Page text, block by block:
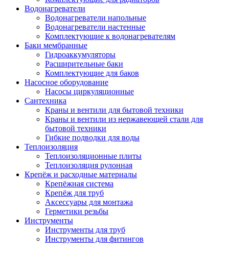
Водонагреватели
Водонагреватели напольные
Водонагреватели настенные
Комплектующие к водонагревателям
Баки мембранные
Гидроаккумуляторы
Расширительные баки
Комплектующие для баков
Насосное оборудование
Насосы циркуляционные
Сантехника
Краны и вентили для бытовой техники
Краны и вентили из нержавеющей стали для
бытовой техники
Гибкие подводки для воды
Теплоизоляция
Теплоизоляционные плиты
Теплоизоляция рулонная
Крепёж и расходные материалы
Крепёжная система
Крепёж для труб
Аксессуары для монтажа
Герметики резьбы
Инструменты
Инструменты для труб
Инструменты для фитингов